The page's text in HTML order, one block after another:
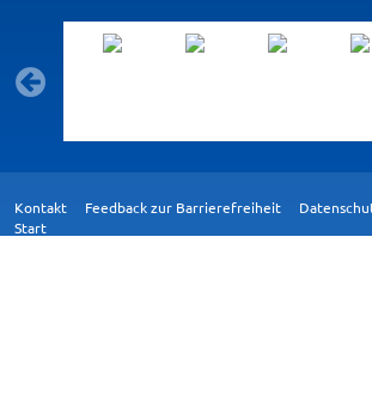
Kontakt Feedback zur Barrierefreiheit
Start